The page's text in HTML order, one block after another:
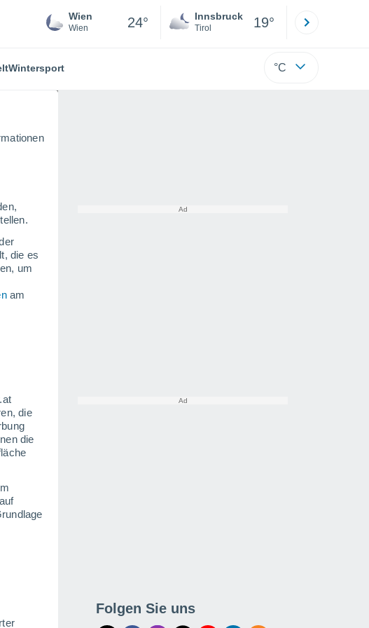
die es
um
am
die
die
Wien
Wien 24° Innsbruck
Tirol 19°
Wintersport °C
Folgen Sie uns